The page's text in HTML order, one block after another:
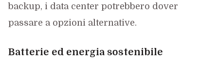
backup, i data center potrebbero dover
passare a opzioni alternative.
Batterie ed energia sostenibile